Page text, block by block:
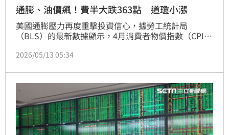
通膨、油價飆！費半大跌363點 道瓊小漲
美國通膨壓力再度重擊投資信心，據勞工統計局
（BLS）的最新數據顯示，4月消費者物價指數（CPI）
期的3.7%，創下2023年5月以來的新高紀錄。此外，美
盤漲跌互見，費城半導體指數下跌363點。
2026/05/13 05:34